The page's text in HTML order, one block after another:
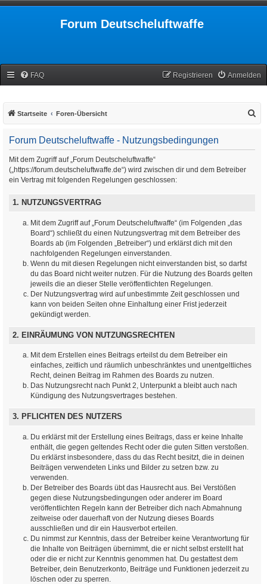
Forum Deutscheluftwaffe
FAQ Anmelden
Registrieren
Startseite Foren-Übersicht
Forum Deutscheluftwaffe - Nutzungsbedingungen
Mit dem Zugriff auf „Forum Deutscheluftwaffe“
(„https://forum.deutscheluftwaffe.de“) wird zwischen dir und dem Betreiber
ein Vertrag mit folgenden Regelungen geschlossen:
1. NUTZUNGSVERTRAG
Mit dem Zugriff auf „Forum Deutscheluftwaffe“ (im Folgenden „das
Board“) schließt du einen Nutzungsvertrag mit dem Betreiber des
Boards ab (im Folgenden „Betreiber“) und erklärst dich mit den
nachfolgenden Regelungen einverstanden.
Wenn du mit diesen Regelungen nicht einverstanden bist, so darfst
du das Board nicht weiter nutzen. Für die Nutzung des Boards gelten
jeweils die an dieser Stelle veröffentlichten Regelungen.
Der Nutzungsvertrag wird auf unbestimmte Zeit geschlossen und
kann von beiden Seiten ohne Einhaltung einer Frist jederzeit
gekündigt werden.
2. EINRÄUMUNG VON NUTZUNGSRECHTEN
Mit dem Erstellen eines Beitrags erteilst du dem Betreiber ein
einfaches, zeitlich und räumlich unbeschränktes und unentgeltliches
Recht, deinen Beitrag im Rahmen des Boards zu nutzen.
Das Nutzungsrecht nach Punkt 2, Unterpunkt a bleibt auch nach
Kündigung des Nutzungsvertrages bestehen.
3. PFLICHTEN DES NUTZERS
Du erklärst mit der Erstellung eines Beitrags, dass er keine Inhalte
enthält, die gegen geltendes Recht oder die guten Sitten verstoßen.
Du erklärst insbesondere, dass du das Recht besitzt, die in deinen
Beiträgen verwendeten Links und Bilder zu setzen bzw. zu
verwenden.
Der Betreiber des Boards übt das Hausrecht aus. Bei Verstößen
gegen diese Nutzungsbedingungen oder anderer im Board
veröffentlichten Regeln kann der Betreiber dich nach Abmahnung
zeitweise oder dauerhaft von der Nutzung dieses Boards
ausschließen und dir ein Hausverbot erteilen.
Du nimmst zur Kenntnis, dass der Betreiber keine Verantwortung für
die Inhalte von Beiträgen übernimmt, die er nicht selbst erstellt hat
oder die er nicht zur Kenntnis genommen hat. Du gestattest dem
Betreiber, dein Benutzerkonto, Beiträge und Funktionen jederzeit zu
löschen oder zu sperren.